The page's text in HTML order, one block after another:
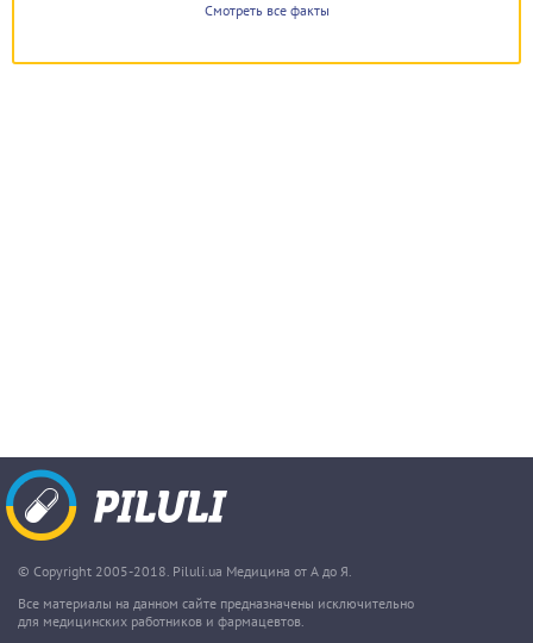
Смотреть все факты
© Copyright 2005-2018. Piluli.ua Медицина от А до Я.
Все материалы на данном сайте предназначены исключительно
для медицинских работников и фармацевтов.